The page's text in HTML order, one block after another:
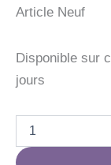
Article Neuf
Disponible sur
jours
LAND